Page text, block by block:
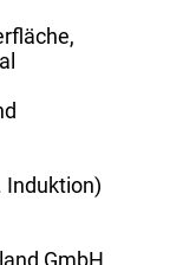
Induktion)
GmbH